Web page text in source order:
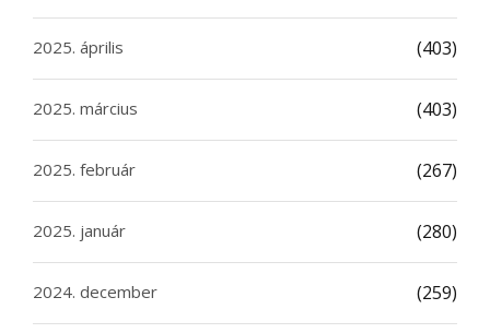
2025. április (403)
2025. március (403)
2025. február (267)
2025. január (280)
2024. december (259)